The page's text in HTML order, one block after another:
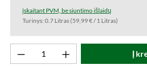
įskaitant PVM, be siuntimo išlaidų
Turinys: 0.7 Litras(59,99 € / 1 Litras)
Produkto kiekis: ĮveskiteĮ